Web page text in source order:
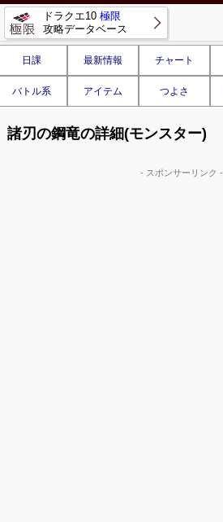
ドラクエ10 極限
攻略データベース
日課 最新情報 チャート
バトル系 アイテム つよさ
諸刃の鋼竜の詳細(モンスター)
- スポンサーリンク -